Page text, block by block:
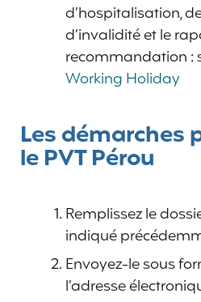
d’hospitalisation,
d’invalidité et le
recommandation :
Working Holiday
Les démarches
le PVT Pérou
Remplissez le
indiqué
Envoyez-le sous
l’adresse